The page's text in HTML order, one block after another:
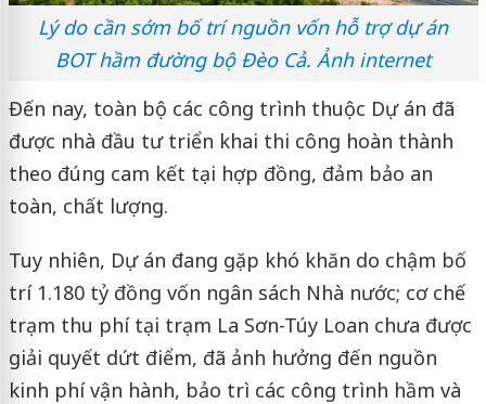
Lý do cần sớm bố trí nguồn vốn hỗ trợ dự án
BOT hầm đường bộ Đèo Cả. Ảnh internet
Đến nay, toàn bộ các công trình thuộc Dự án đã
được nhà đầu tư triển khai thi công hoàn thành
theo đúng cam kết tại hợp đồng, đảm bảo an
toàn, chất lượng.
Tuy nhiên, Dự án đang gặp khó khăn do chậm bố
trí 1.180 tỷ đồng vốn ngân sách Nhà nước; cơ chế
trạm thu phí tại trạm La Sơn-Túy Loan chưa được
giải quyết dứt điểm, đã ảnh hưởng đến nguồn
kinh phí vận hành, bảo trì các công trình hầm và